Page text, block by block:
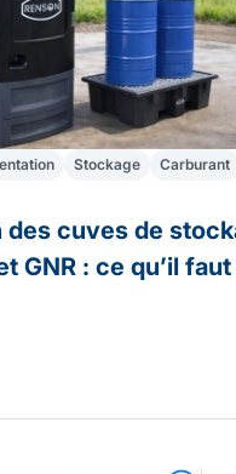
Stockage
Carburant
des cuves de
GNR : ce qu’il faut